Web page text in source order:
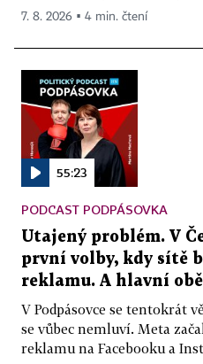
7. 8. 2026 ▪ 4 min. čtení
55:23
PODCAST PODPÁSOVKA
Utajený problém. V
první volby, kdy sítě
reklamu. A hlavní
V Podpásovce se tentokrát
se vůbec nemluví. Meta
reklamu na Facebooku a